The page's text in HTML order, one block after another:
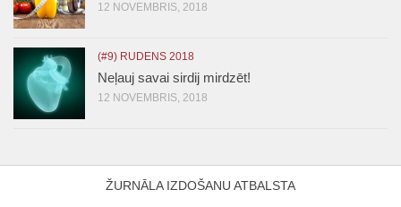
12 NOVEMBRIS, 2018
(#9) RUDENS 2018
Neļauj savai sirdij mirdzēt!
12 NOVEMBRIS, 2018
ŽURNĀLA IZDOŠANU ATBALSTA